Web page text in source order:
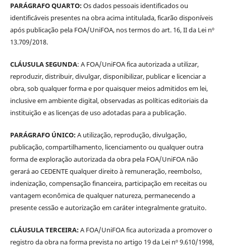
PARÁGRAFO QUARTO:Os dados pessoais identificados ou
identificáveis presentes na obra acima intitulada, ficarão disponíveis
após publicação pela FOA/UniFOA, nos termos do art. 16, II da Lei nº
13.709/2018.
CLÁUSULA SEGUNDA: A FOA/UniFOA fica autorizada a utilizar,
reproduzir, distribuir, divulgar, disponibilizar, publicar e licenciar a
obra, sob qualquer forma e por quaisquer meios admitidos em lei,
inclusive em ambiente digital, observadas as políticas editoriais da
instituição e as licenças de uso adotadas para a publicação.
PARÁGRAFO ÚNICO:A utilização, reprodução, divulgação,
publicação, compartilhamento, licenciamento ou qualquer outra
forma de exploração autorizada da obra pela FOA/UniFOA não
gerará ao CEDENTE qualquer direito à remuneração, reembolso,
indenização, compensação financeira, participação em receitas ou
vantagem econômica de qualquer natureza, permanecendo a
presente cessão e autorização em caráter integralmente gratuito.
CLÁUSULA TERCEIRA:A FOA/UniFOA fica autorizada a promover o
registro da obra na forma prevista no artigo 19 da Lei nº 9.610/1998,